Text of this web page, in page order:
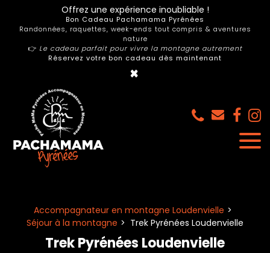
Offrez une expérience inoubliable !
Bon Cadeau Pachamama Pyrénées
Randonnées, raquettes, week-ends tout compris & aventures
nature
👉 Le cadeau parfait pour vivre la montagne autrement
Réservez votre bon cadeau dès maintenant
×
Accompagnateur en montagne Loudenvielle
Séjour à la montagne
Trek Pyrénées Loudenvielle
Trek Pyrénées Loudenvielle
Panneau de gestion des cookies